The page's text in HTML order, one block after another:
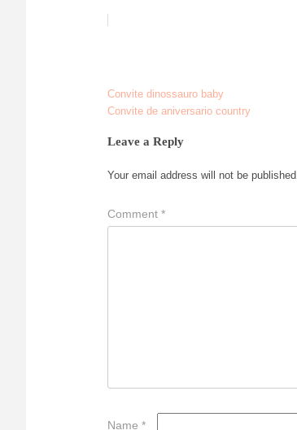
Post
Convite dinossauro baby
Convite de aniversario country
Leave a Reply
Your email address will not be published.
Comment *
Name *